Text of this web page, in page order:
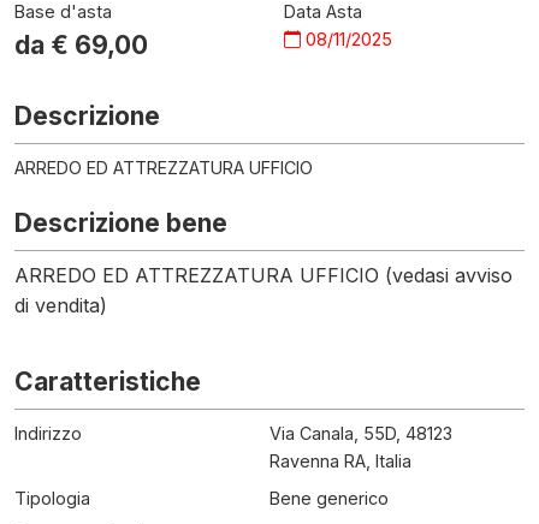
Base d'asta
da € 69,00
Data Asta
08/11/2025
Descrizione
ARREDO ED ATTREZZATURA UFFICIO
Descrizione bene
ARREDO ED ATTREZZATURA UFFICIO (vedasi avviso
di vendita)
Caratteristiche
Indirizzo
Via Canala, 55D, 48123
Ravenna RA, Italia
Tipologia
Bene generico